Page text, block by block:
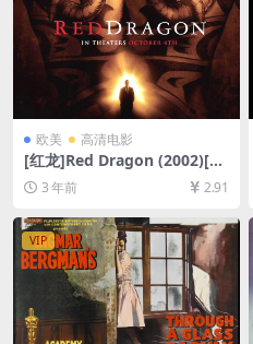
欧美 高清电影
[红龙]Red Dragon (2002)[百
度网盘+夸克网盘1080P超清
未删减资源][网盘在线播放/下
载][MP4/7.7GB][中英字幕]
3 年前 2.91
VIP